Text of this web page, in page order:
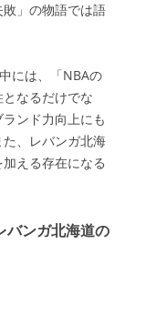
」の物語では語
には、「NBAの
なるだけでな
ンド力向上にも
、レバンガ北海
える存在になる
バンガ北海道の